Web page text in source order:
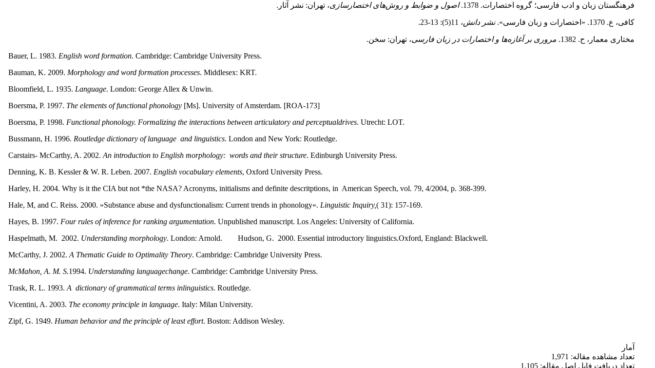
فرهنگستان زبان و ادب فارسی؛ گروه اختصارات. 1378. اصول و ضوابط و روش‌های اختصارسازی، تهران: نشر آثار.
کافی، ع. 1370. «اختصارات و زبان فارسی». نشر دانش، 11(5): 13-23.
مختاری معمار، ح. 1382. مروری بر آغازه‌ها و اختصارات در زبان فارسی، تهران: سخن.
Bauer, L. 1983. English word formation. Cambridge: Cambridge University Press.
Bauman, K. 2009. Morphology and word formation processes. Middlesex: KRT.
Bloomfield, L. 1935. Language. London: George Allex & Unwin.
Boersma, P. 1997. The elements of functional phonology [Ms]. University of Amsterdam. [ROA-173]
Boersma, P. 1998. Functional phonology. Formalizing the interactions between articulatory and perceptualdrives. Utrecht: LOT.
Bussmann, H. 1996. Routledge dictionary of language and linguistics. London and New York: Routledge.
Carstairs- McCarthy, A. 2002. An introduction to English morphology: words and their structure. Edinburgh University Press.
Denning, K. B. Kessler & W. R. Leben. 2007. English vocabulary elements, Oxford University Press.
Harley, H. 2004. Why is it the CIA but not *the NASA? Acronyms, initialisms and definite descritptions, in American Speech, vol. 79, 4/2004, p. 368-399.
Hale, M, and C. Reiss. 2000. »Substance abuse and dysfunctionalism: Current trends in phonology«. Linguistic Inquiry,( 31): 157-169.
Hayes, B. 1997. Four rules of inference for ranking argumentation. Unpublished manuscript. Los Angeles: University of California.
Haspelmath, M. 2002. Understanding morphology. London: Arnold. Hudson, G. 2000. Essential introductory linguistics.Oxford, England: Blackwell.
McCarthy, J. 2002. A Thematic Guide to Optimality Theory. Cambridge: Cambridge University Press.
McMahon, A. M. S.1994. Understanding languagechange. Cambridge: Cambridge University Press.
Trask, R. L. 1993. A dictionary of grammatical terms inlinguistics. Routledge.
Vicentini, A. 2003. The economy principle in language. Italy: Milan University.
Zipf, G. 1949. Human behavior and the principle of least effort. Boston: Addison Wesley.
آمار
تعداد مشاهده مقاله: 1,971
تعداد دریافت فایل اصل مقاله: 1,105